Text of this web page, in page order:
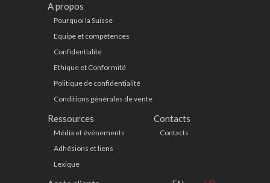
A propos
Pourquoi la Suisse
Equipe et compétences
Confidentialité
Ethique et Conformité
Politique de confidentialité
Conditions générales de vente
Ressources
Média et événements
Adhésions et liens
Lexique
Contacts
Contacts